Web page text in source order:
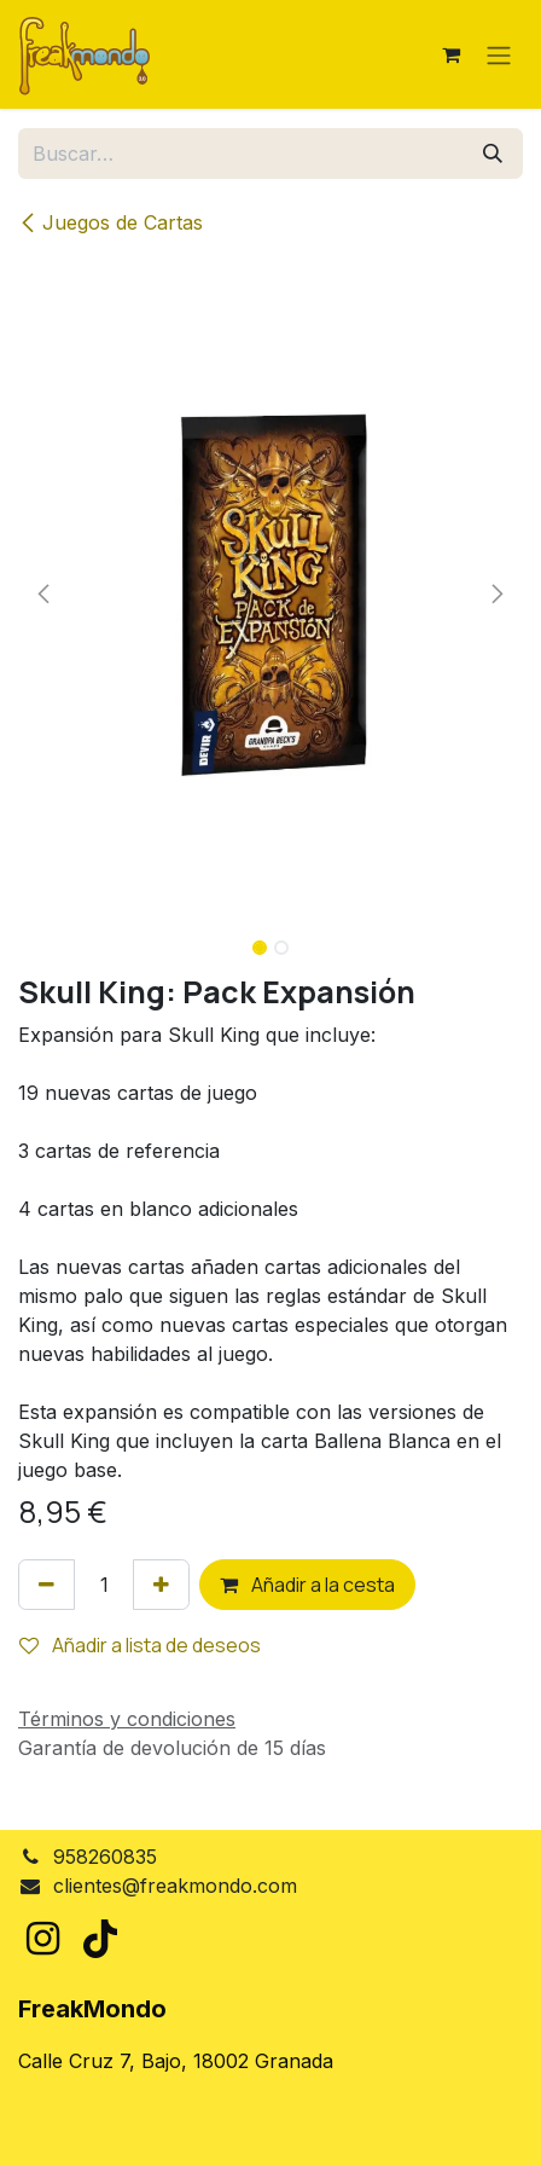
Ir al contenido
Juegos de Cartas
Skull King: Pack Expansión
Expansión para Skull King que incluye:
19 nuevas cartas de juego
3 cartas de referencia
4 cartas en blanco adicionales
Las nuevas cartas añaden cartas adicionales del
mismo palo que siguen las reglas estándar de Skull
King, así como nuevas cartas especiales que otorgan
nuevas habilidades al juego.
Esta expansión es compatible con las versiones de
Skull King que incluyen la carta Ballena Blanca en el
juego base.
8,95 €
Añadir a la cesta
Añadir a lista de deseos
Términos y condiciones
Garantía de devolución de 15 días
958260835
clientes@freakmondo.com
FreakMondo
Calle Cruz 7, Bajo, 18002 Granada